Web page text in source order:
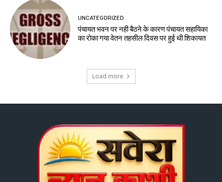
UNCATEGORIZED
पंचायत भवन पर नही बैठने के कारण पंचायत सहायिका
का रोका गया वेतन तहसील दिवस पर हुई थी शिकायत
Load more